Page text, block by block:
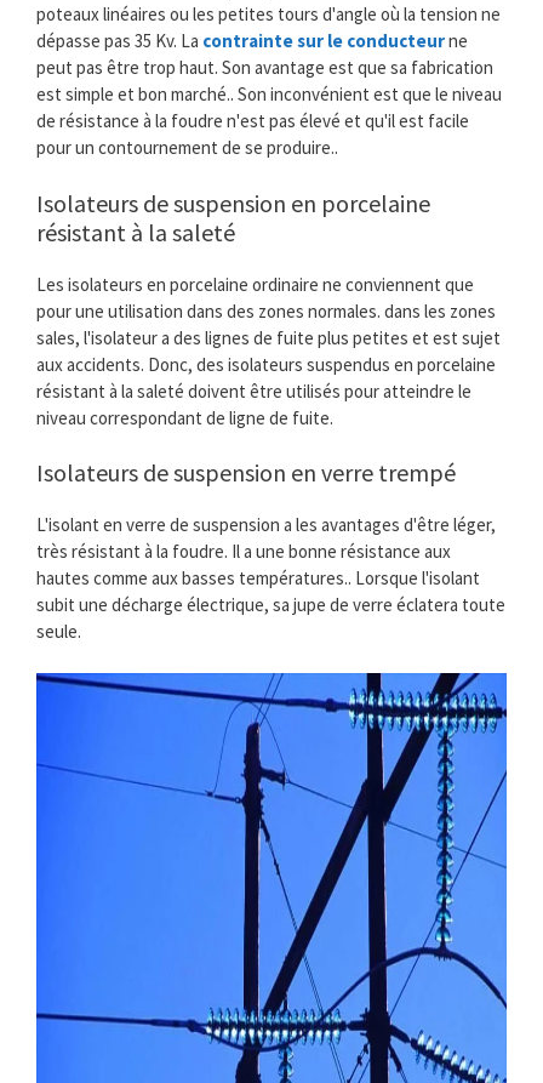
poteaux linéaires ou les petites tours d'angle où la tension ne
dépasse pas 35 Kv. La contrainte sur le conducteurne
peut pas être trop haut. Son avantage est que sa fabrication
est simple et bon marché.. Son inconvénient est que le niveau
de résistance à la foudre n'est pas élevé et qu'il est facile
pour un contournement de se produire..
Isolateurs de suspension en porcelaine
résistant à la saleté
Les isolateurs en porcelaine ordinaire ne conviennent que
pour une utilisation dans des zones normales. dans les zones
sales, l'isolateur a des lignes de fuite plus petites et est sujet
aux accidents. Donc, des isolateurs suspendus en porcelaine
résistant à la saleté doivent être utilisés pour atteindre le
niveau correspondant de ligne de fuite.
Isolateurs de suspension en verre trempé
L'isolant en verre de suspension a les avantages d'être léger,
très résistant à la foudre. Il a une bonne résistance aux
hautes comme aux basses températures.. Lorsque l'isolant
subit une décharge électrique, sa jupe de verre éclatera toute
seule.